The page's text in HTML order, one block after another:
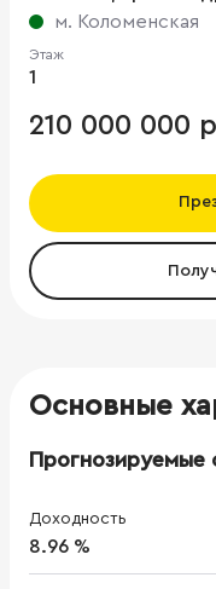
м. Коломенская
Этаж
1
210 000 000
Основные
Прогнозируемые
Доходность
8.96 %